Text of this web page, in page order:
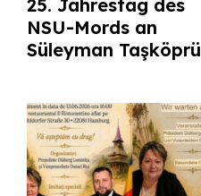
25. Jahrestag des
NSU-Mords an
Süleyman Taşköprü